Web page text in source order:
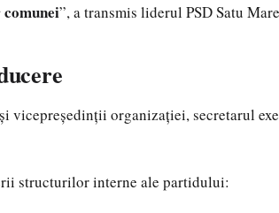
”, a transmis liderul PSD Satu
vicepreședinții organizației, secretarul
structurilor interne ale partidului: